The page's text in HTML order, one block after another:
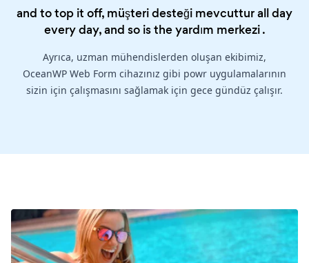
and to top it off, müşteri desteği mevcuttur all day
every day, and so is theyardım merkezi.
Ayrıca, uzman mühendislerden oluşan ekibimiz,
OceanWP Web Form cihazınız gibi powr uygulamalarının
sizin için çalışmasını sağlamak için gece gündüz çalışır.